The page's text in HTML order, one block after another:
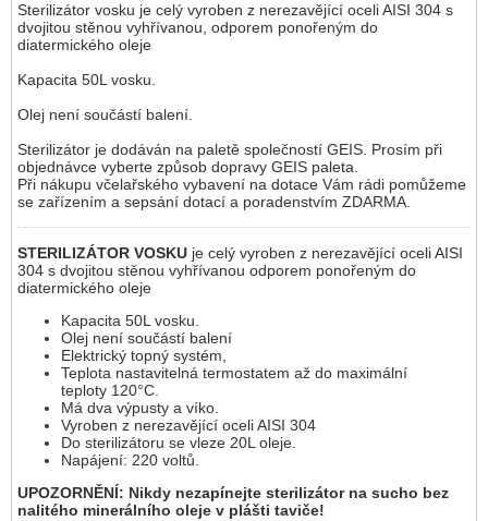
Sterilizátor vosku je celý vyroben z nerezavějící oceli AISI 304 s
dvojitou stěnou vyhřívanou, odporem ponořeným do
diatermického oleje
Kapacita 50L vosku.
Olej není součástí balení.
Sterilizátor je dodáván na paletě společností GEIS. Prosím při
objednávce vyberte způsob dopravy GEIS paleta.
Při nákupu včelařského vybavení na dotace Vám rádi pomůžeme
se zařízením a sepsání dotací a poradenstvím ZDARMA.
STERILIZÁTOR VOSKU je celý vyroben z nerezavějící oceli AISI
304 s dvojitou stěnou vyhřívanou odporem ponořeným do
diatermického oleje
Kapacita 50L vosku.
Olej není součástí balení
Elektrický topný systém,
Teplota nastavitelná termostatem až do maximální
teploty 120°C.
Má dva výpusty a víko.
Vyroben z nerezavějící oceli AISI 304
Do sterilizátoru se vleze 20L oleje.
Napájení: 220 voltů.
UPOZORNĚNÍ: Nikdy nezapínejte sterilizátor na sucho bez
nalitého minerálního oleje v plášti taviče!